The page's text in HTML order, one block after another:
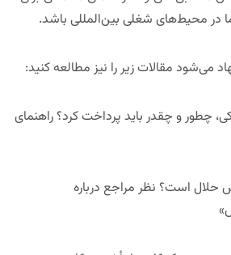
محیط‌های شغلی بین‌المللی باشد.
می‌شود مقالات زیر را نیز مطالعه کنید:
چطور و چقدر باید پرداخت کرد؟ راهنمای
حلال است؟ نظر مراجع درباره